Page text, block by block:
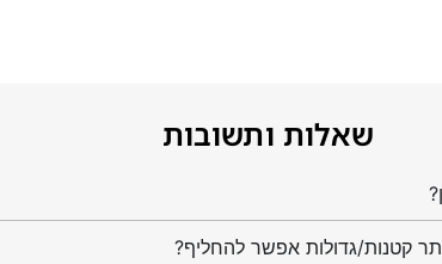
שאלות ותשובות
קטנות/גדולות אפשר להחליף?